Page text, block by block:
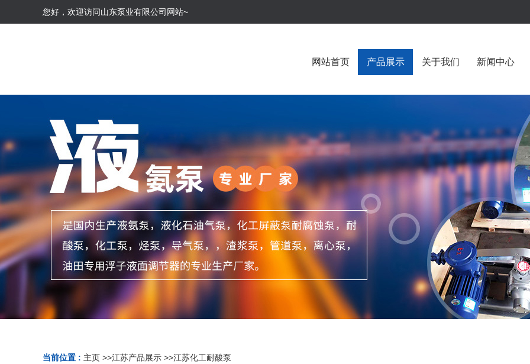
您好，欢迎访问山东泵业有限公司网站~
网站首页 产品展示 关于我们 新闻中心
当前位置 : 主页 >>江苏产品展示 >>江苏化工耐酸泵